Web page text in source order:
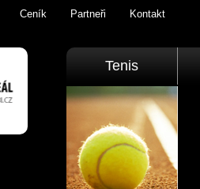
Ceník Partneři Kontakt
Tenis